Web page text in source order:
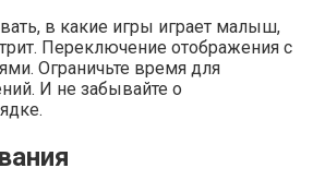
в какие игры играет малыш,
Переключение отображения с
Ограничьте время для
И не забывайте о